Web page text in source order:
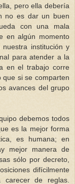
pero ella debería
no es dar un buen
con una mala
en algún momento
institución y
para atender a la
en el trabajo corre
que si se comparten
avances del grupo
debemos todos
es la mejor forma
es humana; en
mejor manera de
sólo por decreto,
difícilmente
carecer de reglas.